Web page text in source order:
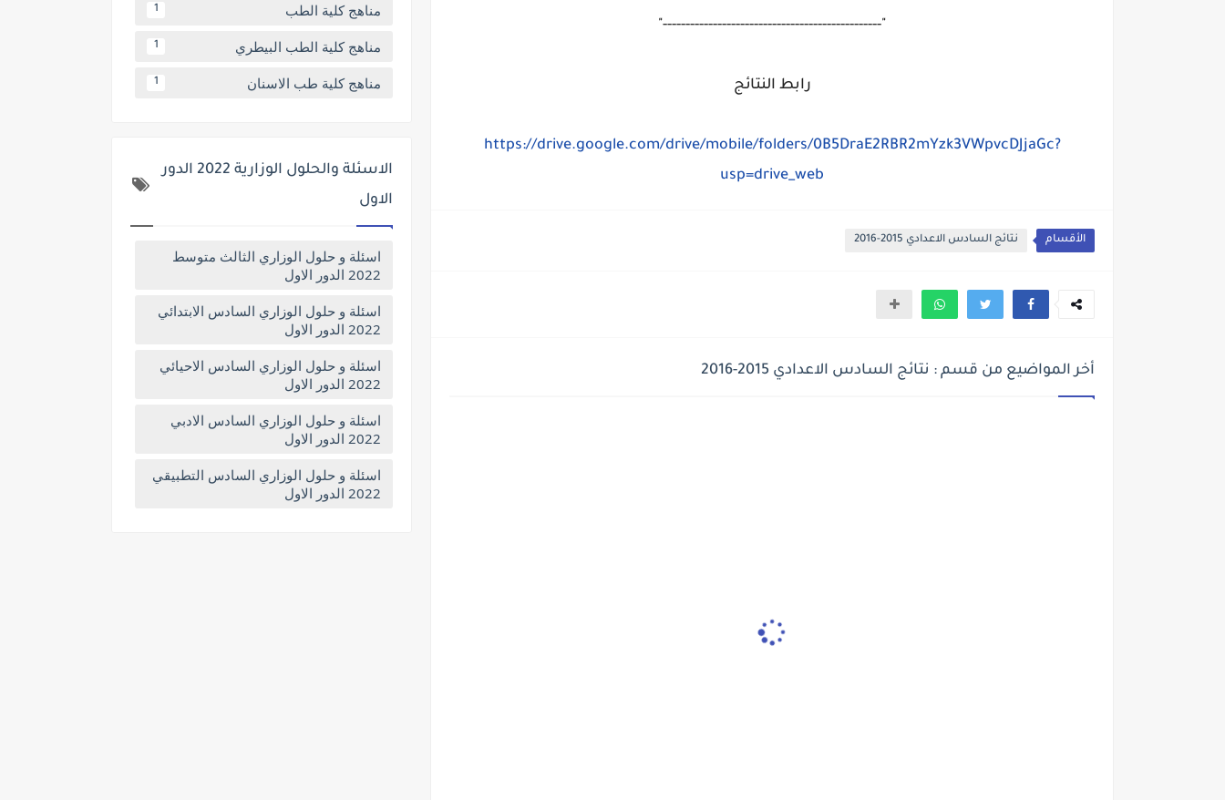
"------------------------------------------------"
رابط النتائج
https://drive.google.com/drive/mobile/folders/0B5DraE2RBR2mYzk3VWpvcDJjaGc?
usp=drive_web
الأقسام نتائج السادس الاعدادي 2015-2016
أخر المواضيع من قسم : نتائج السادس الاعدادي 2015-2016
مناهج كلية الطب 1
مناهج كلية الطب البيطري 1
مناهج كلية طب الاسنان 1
الاسئلة والحلول الوزارية 2022 الدور
الاول
اسئلة و حلول الوزاري الثالث متوسط
2022 الدور الاول
اسئلة و حلول الوزاري السادس الابتدائي
2022 الدور الاول
اسئلة و حلول الوزاري السادس الاحيائي
2022 الدور الاول
اسئلة و حلول الوزاري السادس الادبي
2022 الدور الاول
اسئلة و حلول الوزاري السادس التطبيقي
2022 الدور الاول